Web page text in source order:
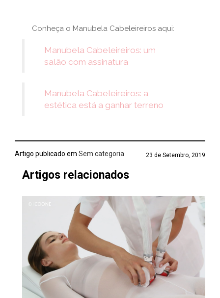
Conheça o Manubela Cabeleireiros aqui:
Manubela Cabeleireiros: um
salão com assinatura
Manubela Cabeleireiros: a
estética está a ganhar terreno
Artigo publicado em Sem categoria 23 de Setembro, 2019
Artigos relacionados